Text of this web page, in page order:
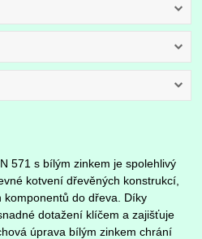
571 s bílým zinkem je spolehlivý
kotvení dřevěných konstrukcí,
komponentů do dřeva. Díky
dotažení klíčem a zajišťuje
úprava bílým zinkem chrání